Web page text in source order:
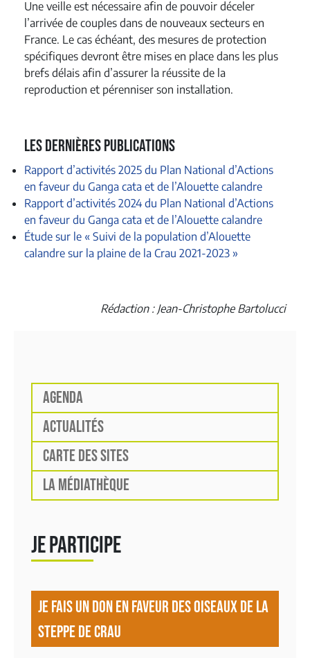
Une veille est nécessaire afin de pouvoir déceler
l’arrivée de couples dans de nouveaux secteurs en
France. Le cas échéant, des mesures de protection
spécifiques devront être mises en place dans les plus
brefs délais afin d’assurer la réussite de la
reproduction et pérenniser son installation.
Les dernières publications
Rapport d’activités 2025 du Plan National d’Actions
en faveur du Ganga cata et de l’Alouette calandre
Rapport d’activités 2024 du Plan National d’Actions
en faveur du Ganga cata et de l’Alouette calandre
Étude sur le « Suivi de la population d’Alouette
calandre sur la plaine de la Crau 2021-2023 »
Rédaction : Jean-Christophe Bartolucci
AGENDA
ACTUALITÉS
CARTE DES SITES
LA MÉDIATHÈQUE
JE PARTICIPE
JE FAIS UN DON EN FAVEUR DES OISEAUX DE LA
STEPPE DE CRAU